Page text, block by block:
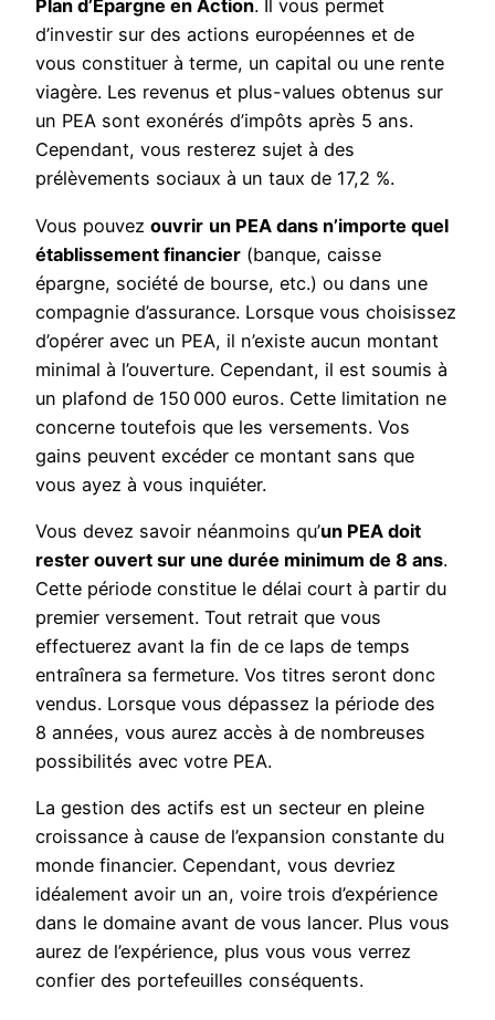
Plan d’Épargne en Action. Il vous permet
d’investir sur des actions européennes et de
vous constituer à terme, un capital ou une rente
viagère. Les revenus et plus-values obtenus sur
un PEA sont exonérés d’impôts après 5 ans.
Cependant, vous resterez sujet à des
prélèvements sociaux à un taux de 17,2 %.
Vous pouvez ouvrir un PEA dans n’importe quel
établissement financier (banque, caisse
épargne, société de bourse, etc.) ou dans une
compagnie d’assurance. Lorsque vous choisissez
d’opérer avec un PEA, il n’existe aucun montant
minimal à l’ouverture. Cependant, il est soumis à
un plafond de 150 000 euros. Cette limitation ne
concerne toutefois que les versements. Vos
gains peuvent excéder ce montant sans que
vous ayez à vous inquiéter.
Vous devez savoir néanmoins qu’un PEA doit
rester ouvert sur une durée minimum de 8 ans.
Cette période constitue le délai court à partir du
premier versement. Tout retrait que vous
effectuerez avant la fin de ce laps de temps
entraînera sa fermeture. Vos titres seront donc
vendus. Lorsque vous dépassez la période des
8 années, vous aurez accès à de nombreuses
possibilités avec votre PEA.
La gestion des actifs est un secteur en pleine
croissance à cause de l’expansion constante du
monde financier. Cependant, vous devriez
idéalement avoir un an, voire trois d’expérience
dans le domaine avant de vous lancer. Plus vous
aurez de l’expérience, plus vous vous verrez
confier des portefeuilles conséquents.